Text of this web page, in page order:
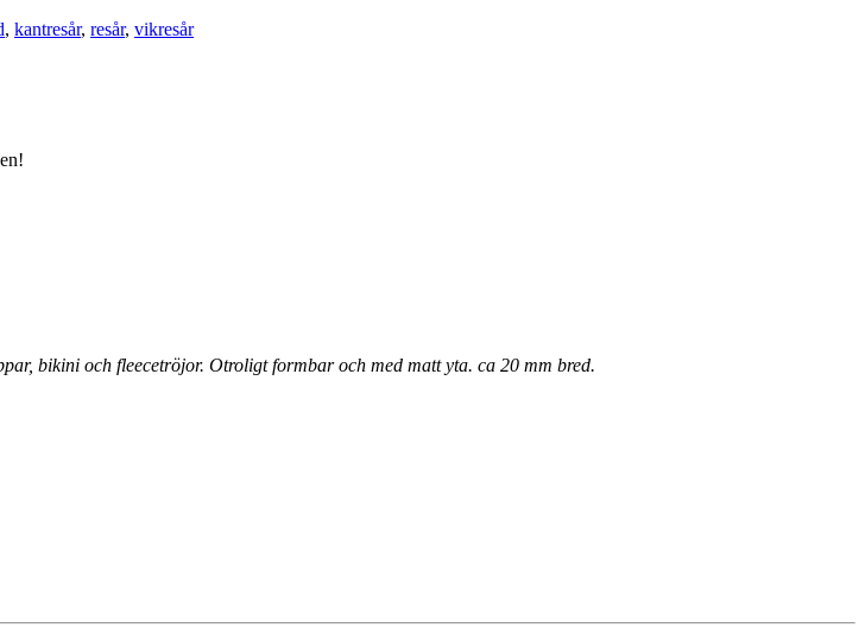
, kantresår, resår, vikresår
bikini och fleecetröjor. Otroligt formbar och med matt yta. ca 20 mm bred.